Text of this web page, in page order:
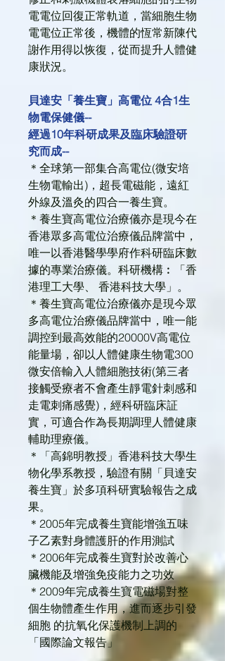
電電位回復正常軌道，當細胞生物
電電位正常後，機體的恆常新陳代
謝作用得以恢復，從而提升人體健
康狀況。
貝達安「養生寶」高電位 4合1生
物電保健儀--
經過10年科研成果及臨床驗證研
究而成--
＊全球第一部集合高電位(微安培
生物電輸出)，超長電磁能，遠紅
外線及溫灸的四合一養生寶。
＊養生寶高電位治療儀亦是現今在
香港眾多高電位治療儀品牌當中，
唯一以香港醫學學府作科研臨床數
據的專業治療儀。科研機構︰「香
港理工大學、 香港科技大學」。
＊養生寶高電位治療儀亦是現今眾
多高電位治療儀品牌當中，唯一能
調控到最高效能的20000V高電位
能量場，卻以人體健康生物電300
微安倍輸入人體細胞技術(第三者
接觸受療者不會產生靜電針刺感和
走電刺痛感覺)，經科研臨床証
實，可適合作為長期調理人體健康
輔助理療儀。
＊「高錦明教授」香港科技大學生
物化學系教授，驗證有關「貝達安
養生寶」於多項科研實驗報告之成
果。
＊2005年完成養生寶能增強五味
子乙素對身體護肝的作用測試
＊2006年完成養生寶對於改善心
臟機能及增強免疫能力之功效
＊2009年完成養生寶電磁場對整
個生物體產生作用，進而逐步引發
細胞 的抗氧化保護機制上調的
「國際論文報告」